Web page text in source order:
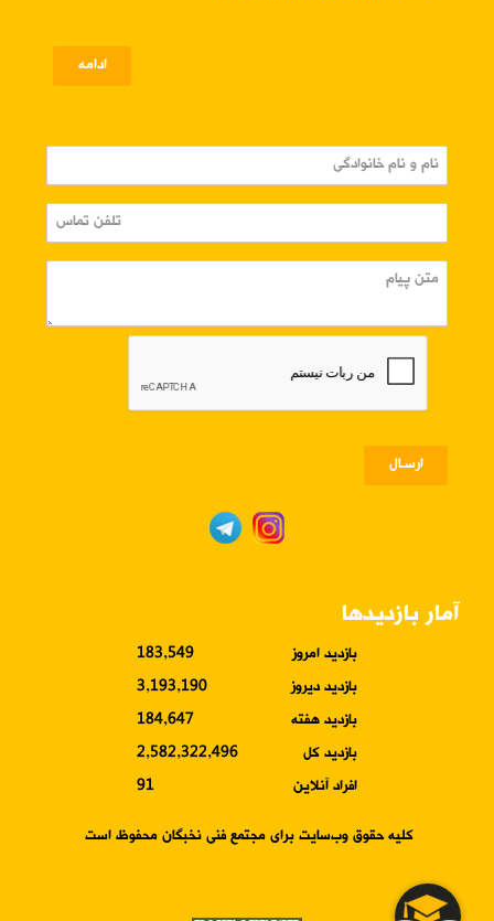
ادامه
ارسـال
آمار بازدیدها
بازدید امروز
183,549
بازدید دیروز
3,193,190
بازدید هفته
184,647
بازدید کل
2,582,322,496
افراد آنلاین
91
کلیه حقوق وب‌سایت برای مجتمع فنی نخبگان محفوظ است